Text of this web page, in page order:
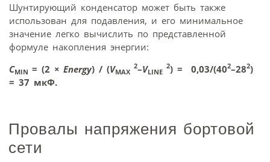
Шунтирующий конденсатор может быть также
использован для подавления, и его минимальное
значение легко вычислить по представленной
формуле накопления энергии:
CMIN = (2 × Energy) / (VMAX
2–VLINE
2) = 0,03/(402–282)
= 37 мкФ.
Провалы напряжения бортовой
сети